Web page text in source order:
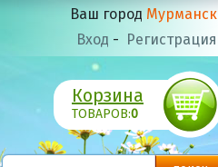
Ваш город Мурманск
Вход - Регистрация
Корзина
ТОВАРОВ:0